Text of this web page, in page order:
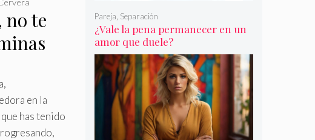
no te
en la
has tenido
¿Vale la pena permanecer en un
amor que duele?
Pareja Separación